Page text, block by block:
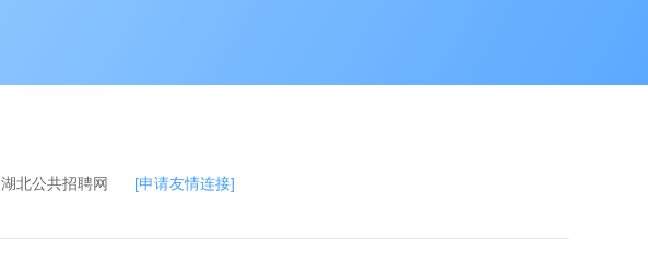
湖北公共招聘网 [申请友情连接]